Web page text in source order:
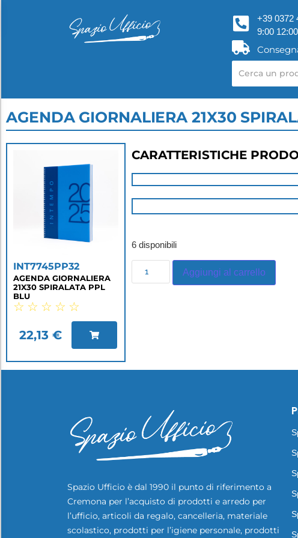
+39 0372
9:00 12:00
AGENDA GIORNALIERA 21X30
INT7745PP32
AGENDA GIORNALIERA
21X30 SPIRALATA PPL
BLU
☆ ☆ ☆ ☆ ☆
22,13 €
CARATTERISTICHE
6 disponibili
Aggiungi al carrello
Spazio Ufficio è dal 1990 il punto di riferimento a
Cremona per l’acquisto di prodotti e arredo per
l’ufficio, articoli da regalo, cancelleria, materiale
scolastico, prodotti per l’igiene personale, prodotti